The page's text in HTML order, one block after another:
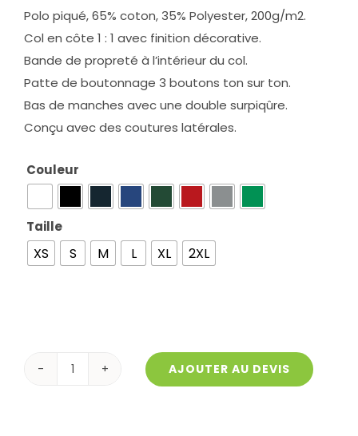
Polo piqué, 65% coton, 35% Polyester, 200g/m2.
Col en côte 1 : 1 avec finition décorative.
Bande de propreté à l’intérieur du col.
Patte de boutonnage 3 boutons ton sur ton.
Bas de manches avec une double surpiqûre.
Conçu avec des coutures latérales.
Couleur
Taille
XS S M L XL 2XL
quantité
AJOUTER AU DEVIS